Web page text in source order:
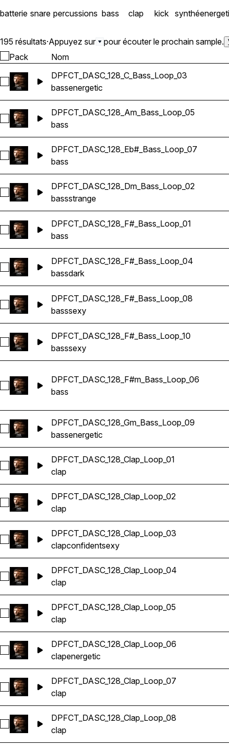
batterie snare percussions bass clap kick synthé
195 résultats·Appuyez sur pour écouter le prochain sample.
Pack Nom
Sélectionnez DPFCT_DASC_128_C_Bass_Loop_03
DPFCT_DASC_128_C_Bass_Loop_03
bassenergetic
Sélectionnez DPFCT_DASC_128_Am_Bass_Loop_05
DPFCT_DASC_128_Am_Bass_Loop_05
bass
Sélectionnez DPFCT_DASC_128_Eb#_Bass_Loop_07
DPFCT_DASC_128_Eb#_Bass_Loop_07
bass
Sélectionnez DPFCT_DASC_128_Dm_Bass_Loop_02
DPFCT_DASC_128_Dm_Bass_Loop_02
bassstrange
Sélectionnez DPFCT_DASC_128_F#_Bass_Loop_01
DPFCT_DASC_128_F#_Bass_Loop_01
bass
Sélectionnez DPFCT_DASC_128_F#_Bass_Loop_04
DPFCT_DASC_128_F#_Bass_Loop_04
bassdark
Sélectionnez DPFCT_DASC_128_F#_Bass_Loop_08
DPFCT_DASC_128_F#_Bass_Loop_08
basssexy
Sélectionnez DPFCT_DASC_128_F#_Bass_Loop_10
DPFCT_DASC_128_F#_Bass_Loop_10
basssexy
Sélectionnez DPFCT_DASC_128_F#m_Bass_Loop_06
DPFCT_DASC_128_F#m_Bass_Loop_06
bass
Sélectionnez DPFCT_DASC_128_Gm_Bass_Loop_09
DPFCT_DASC_128_Gm_Bass_Loop_09
bassenergetic
Sélectionnez DPFCT_DASC_128_Clap_Loop_01
DPFCT_DASC_128_Clap_Loop_01
clap
Sélectionnez DPFCT_DASC_128_Clap_Loop_02
DPFCT_DASC_128_Clap_Loop_02
clap
Sélectionnez DPFCT_DASC_128_Clap_Loop_03
DPFCT_DASC_128_Clap_Loop_03
clapconfidentsexy
Sélectionnez DPFCT_DASC_128_Clap_Loop_04
DPFCT_DASC_128_Clap_Loop_04
clap
Sélectionnez DPFCT_DASC_128_Clap_Loop_05
DPFCT_DASC_128_Clap_Loop_05
clap
Sélectionnez DPFCT_DASC_128_Clap_Loop_06
DPFCT_DASC_128_Clap_Loop_06
clapenergetic
Sélectionnez DPFCT_DASC_128_Clap_Loop_07
DPFCT_DASC_128_Clap_Loop_07
clap
Sélectionnez DPFCT_DASC_128_Clap_Loop_08
DPFCT_DASC_128_Clap_Loop_08
clap